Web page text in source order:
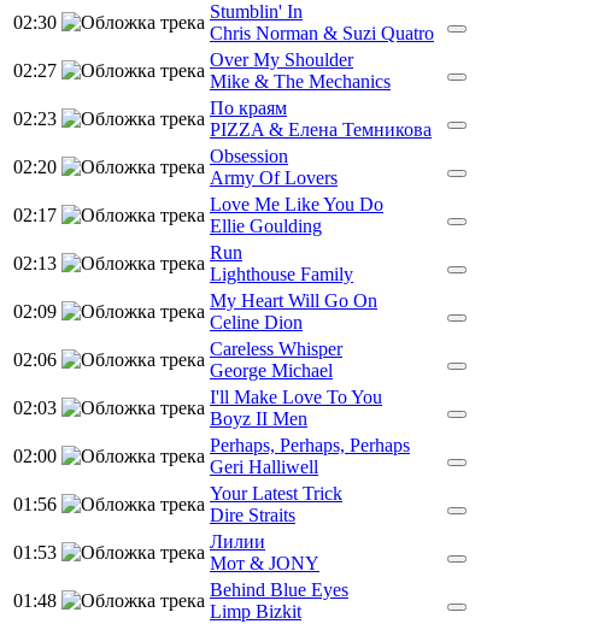
02:30
Stumblin' In
Chris Norman & Suzi Quatro
02:27
Over My Shoulder
Mike & The Mechanics
02:23
По краям
PIZZA & Елена Темникова
02:20
Obsession
Army Of Lovers
02:17
Love Me Like You Do
Ellie Goulding
02:13
Run
Lighthouse Family
02:09
My Heart Will Go On
Celine Dion
02:06
Careless Whisper
George Michael
02:03
I'll Make Love To You
Boyz II Men
02:00
Perhaps, Perhaps, Perhaps
Geri Halliwell
01:56
Your Latest Trick
Dire Straits
01:53
Лилии
Мот & JONY
01:48
Behind Blue Eyes
Limp Bizkit